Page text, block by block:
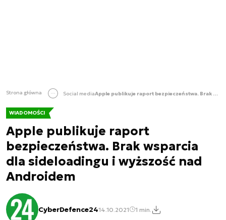
Strona główna Social media Apple publikuje raport bezpieczeństwa. Brak wsparcia dla sideloadingu i wyższość nad Androidem
WIADOMOŚCI
Apple publikuje raport
bezpieczeństwa. Brak wsparcia
dla sideloadingu i wyższość nad
Androidem
CyberDefence2414.10.2021 1 min.